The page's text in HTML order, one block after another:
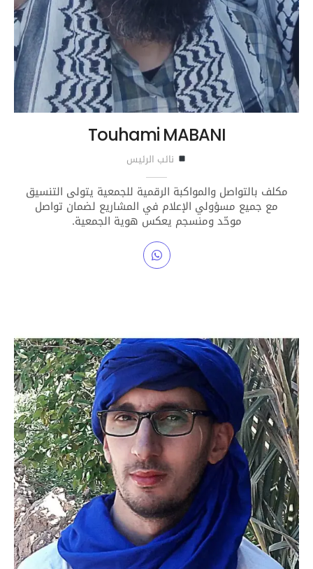
Touhami MABANI
نائب الرئيس
مكلف بالتواصل والمواكبة الرقمية للجمعية يتولى التنسيق
مع جميع مسؤولي الإعلام في المشاريع لضمان تواصل
موحّد ومنسجم يعكس هوية الجمعية.